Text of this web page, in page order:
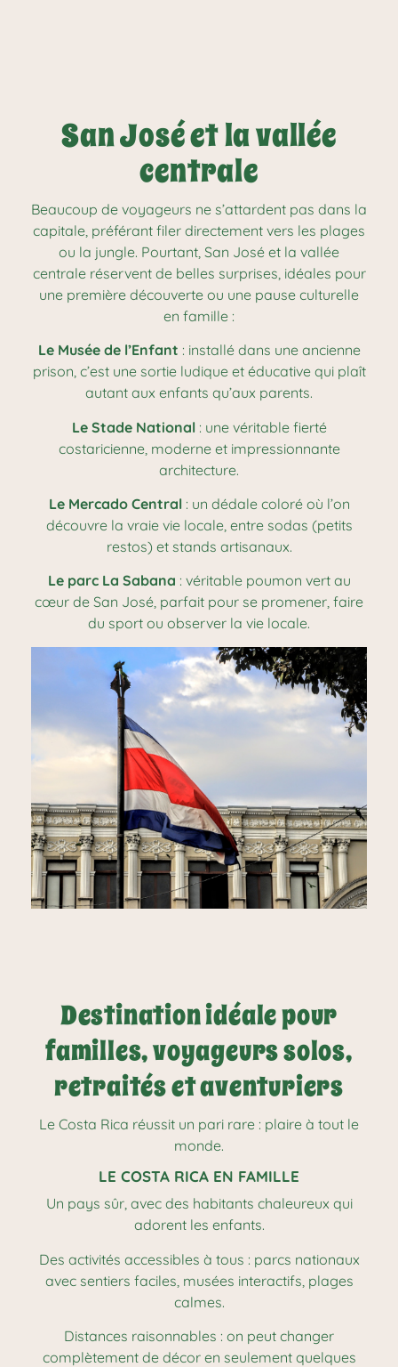
San José et la vallée
centrale
Beaucoup de voyageurs ne s’attardent pas dans la
capitale, préférant filer directement vers les plages
ou la jungle. Pourtant, San José et la vallée
centrale réservent de belles surprises, idéales pour
une première découverte ou une pause culturelle
en famille :
Le Musée de l’Enfant : installé dans une ancienne
prison, c’est une sortie ludique et éducative qui plaît
autant aux enfants qu’aux parents.
Le Stade National: une véritable fierté
costaricienne, moderne et impressionnante
architecture.
Le Mercado Central: un dédale coloré où l’on
découvre la vraie vie locale, entre sodas (petits
restos) et stands artisanaux.
Le parc La Sabana : véritable poumon vert au
cœur de San José, parfait pour se promener, faire
du sport ou observer la vie locale.
Destination idéale pour
familles, voyageurs solos,
retraités et aventuriers
Le Costa Rica réussit un pari rare : plaire à tout le
monde.
LE COSTA RICA EN FAMILLE
Un pays sûr, avec des habitants chaleureux qui
adorent les enfants.
Des activités accessibles à tous : parcs nationaux
avec sentiers faciles, musées interactifs, plages
calmes.
Distances raisonnables : on peut changer
complètement de décor en seulement quelques